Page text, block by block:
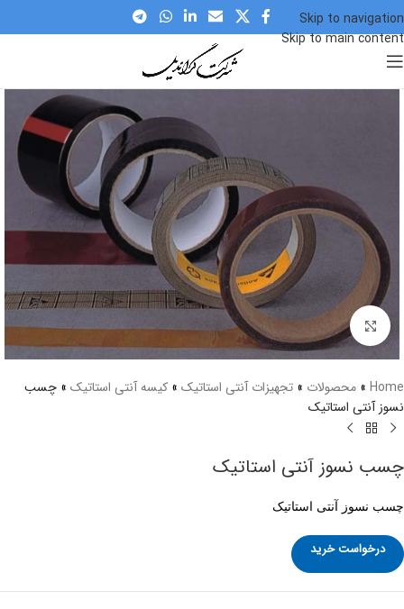
Skip to navigation
Skip to main content
برای بزرگنمایی کلیک کنید
Home
» محصولات » تجهیزات آنتی استاتیک » کیسه آنتی استاتیک » چسب
نسوز آنتی استاتیک
چسب نسوز آنتی استاتیک
چسب نسوز آنتی استاتیک
درخواست خرید